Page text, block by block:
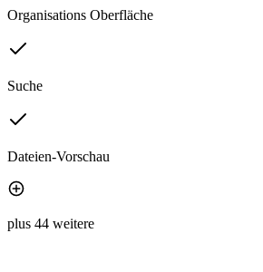
Organisations Oberfläche
Suche
Dateien-Vorschau
plus 44 weitere